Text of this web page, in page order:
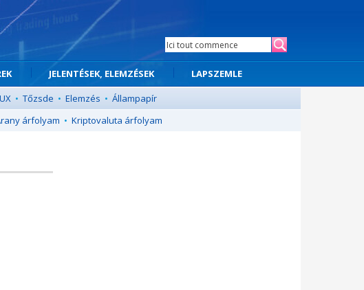
JELENTÉSEK, ELEMZÉSEK
LAPSZEMLE
• Tőzsde • Elemzés • Állampapír
árfolyam • Kriptovaluta árfolyam